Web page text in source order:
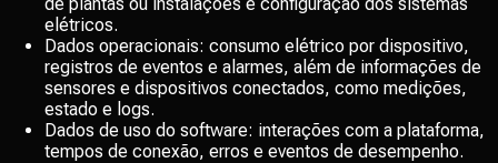
elétricos.
Dados operacionais: consumo elétrico por dispositivo,
registros de eventos e alarmes, além de informações de
sensores e dispositivos conectados, como medições,
estado e logs.
Dados de uso do software: interações com a plataforma,
tempos de conexão, erros e eventos de desempenho.